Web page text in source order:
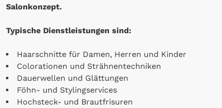
Salonkonzept.
Typische Dienstleistungen sind:
Haarschnitte für Damen, Herren und Kinder
Colorationen und Strähnentechniken
Dauerwellen und Glättungen
Föhn- und Stylingservices
Hochsteck- und Brautfrisuren